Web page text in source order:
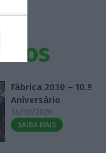
Fábrica 2030 – 10.º
Aniversário
14/10/2026
SAIBA MAIS